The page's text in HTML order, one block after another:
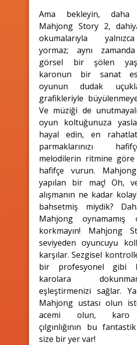
Ama bekleyin,
Mahjong Story 2,
okumalarıyla
yormaz; aynı
görsel bir şölen
karonun bir sanat
oyunun dudak
grafikleriyle
Ve müziği de
oyun koltuğunuza
hayal edin, en
parmaklarınızı
melodilerin ritmine
hafifçe vurun.
yapılan bir maç! Oh,
alışmanın ne kadar
bahsetmiş miydik?
Mahjong oynamamış
korkmayın! Mahjong
seviyeden oyuncuyu
karşılar. Sezgisel
bir profesyonel gibi
karolara
eşleştirmenizi sağlar.
Mahjong ustası olun
acemi olun, karo
çılgınlığının bu
size bir yer var!